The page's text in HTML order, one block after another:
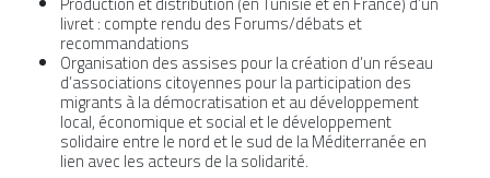
livret : compte rendu des Forums/débats et
recommandations
Organisation des assises pour la création d’un réseau
d’associations citoyennes pour la participation des
migrants à la démocratisation et au développement
local, économique et social et le développement
solidaire entre le nord et le sud de la Méditerranée en
lien avec les acteurs de la solidarité.